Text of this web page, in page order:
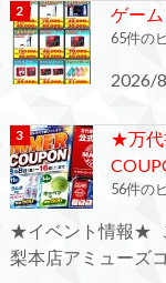
ゲー
65件の
2026/
★万代
56件の
★イベント情報★
梨本店アミューズ